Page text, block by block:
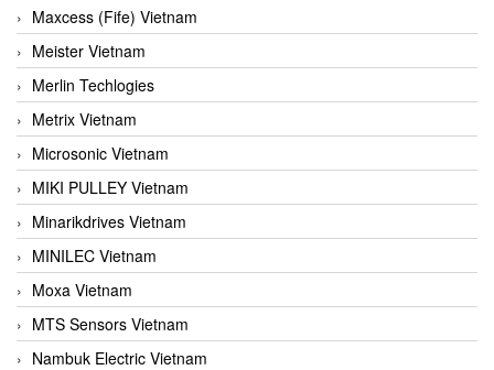
Maxcess (Fife) Vietnam
Meister Vietnam
Merlin Techlogies
Metrix Vietnam
Microsonic Vietnam
MIKI PULLEY Vietnam
Minarikdrives Vietnam
MINILEC Vietnam
Moxa Vietnam
MTS Sensors Vietnam
Nambuk Electric Vietnam